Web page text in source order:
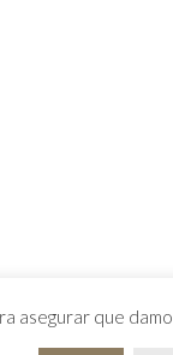
asegurar que